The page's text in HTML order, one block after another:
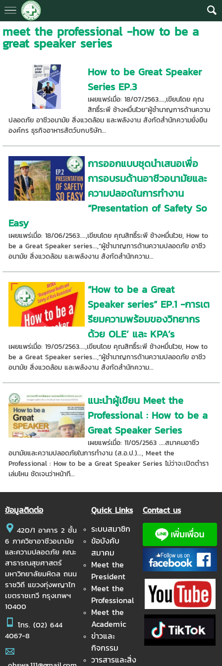
meet the professional -how to be a
great speaker series
How to be Great Speaker
Series EP.3
เผยแพร่เมื่อ: 18/07/2563....,เขียนโดย คุณ
สิทธิ์ระพี ช้างหมื่นไวย“ผู้ชำนาญการด้านความ
ปลอดภัย อาชีวอนามัย สิ่งแวดล้อม และพลังงาน สังกัดสำนักความยั่งยืน
องค์กร ธุรกิจอาหารสัตว์บกบริษัท...
การออกแบบชุดนำเสนอเพื่อ
การอบรมด้านอาชีวอนามัยและ
ความปลอดในการทำงาน
“Presentation of Safety So
Easy
เผยแพร่เมื่อ: 18/06/2563....,เขียนโดย คุณสิทธิ์ระพี ช้างหมื่นไวย, How to
be a Great Speaker series...,“ผู้ชำนาญการด้านความปลอดภัย อาชีว
อนามัย สิ่งแวดล้อม และพลังงาน สังกัดสำนักความ...
“How to be a Great
Speaker series” EP.1 -การเต
รียมความพร้อมของวิทยากร
ด้วย OLE’ และ KPA’s
เผยแพร่เมื่อ: 19/05/2563....,เขียนโดย คุณสิทธิ์ระพี ช้างหมื่นไวย, How to
be a Great Speaker series...,“ผู้ชำนาญการด้านความปลอดภัย อาชีว
อนามัย สิ่งแวดล้อม และพลังงาน สังกัดสำนักความ...
แนะนำผู้เขียน Meet the
Professional : How to be a
Great Speaker Series
เผยแพร่เมื่อ: 11/05/2563 ....สมาคมอาชีว
อนามัยและความปลอดภัยในการทำงาน (ส.อ.ป.)..., Meet the
Professional : How to be a Great Speaker Series ไม่ว่าจะเปิดตำรา
เล่มไหน ชัดเจนว่าหน้าที...
ข้อมูลติดต่อ
420/1 อาคาร 2 ชั้น
6 ภาควิชาอาชีวอนามัย
และความปลอดภัย คณะ
สาธารณสุขศาสตร์
มหาวิทยาลัยมหิดล ถนน
ราชวิถี แขวงทุ่งพญาไท
เขตราชเทวี กรุงเทพฯ
10400
โทร. (02) 644
4067-8
Quick Links
ระบบสมาชิก
ข้อบังคับ
สมาคม
Meet the
President
Meet the
Professional
Meet the
Academic
ข่าวและ
กิจกรรม
วารสารและสิ่ง
Contact us